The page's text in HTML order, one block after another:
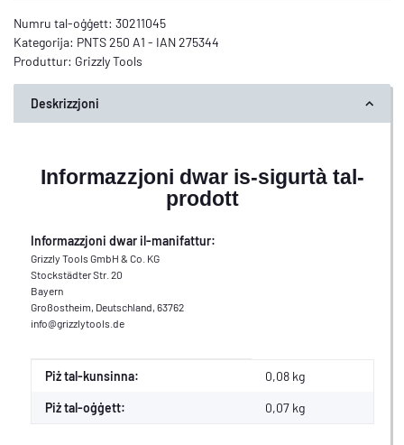
Numru tal-oġġett: 30211045
Kategorija: PNTS 250 A1 - IAN 275344
Produttur: Grizzly Tools
Deskrizzjoni
Informazzjoni dwar is-sigurtà tal-
prodott
Informazzjoni dwar il-manifattur:
Grizzly Tools GmbH & Co. KG
Stockstädter Str. 20
Bayern
Großostheim, Deutschland, 63762
info@grizzlytools.de
#productDetails.itemInformation#
#productDetails.itemValue#
Piż tal-kunsinna: 0,08 kg
Piż tal-oġġett: 0,07 kg